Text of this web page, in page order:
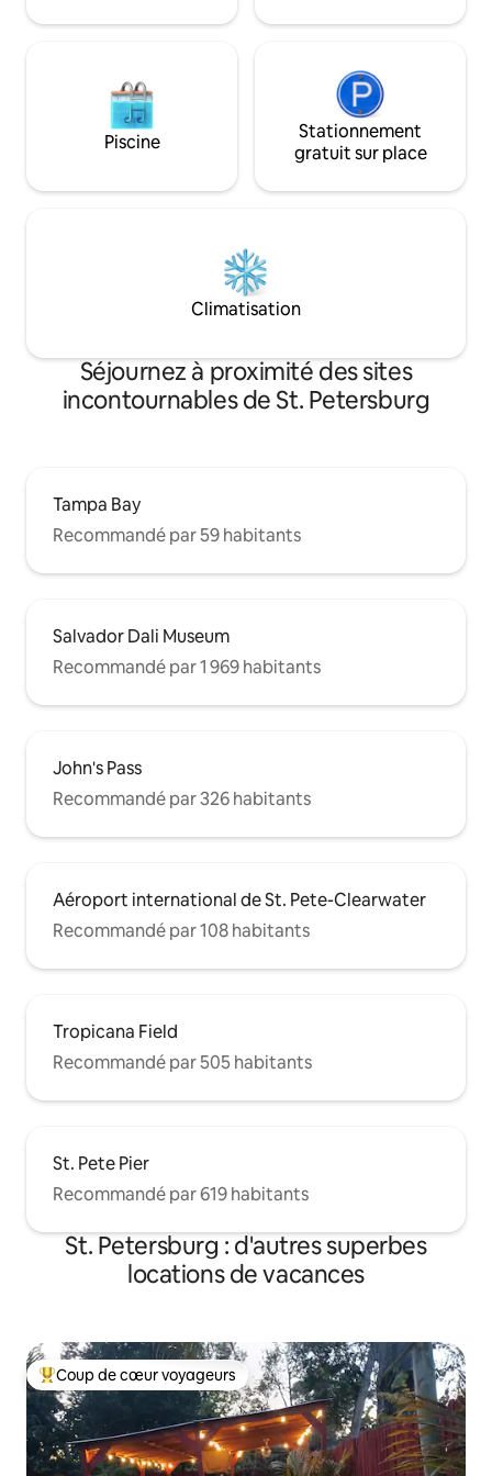
Piscine
Stationnement
gratuit sur place
Climatisation
Séjournez à proximité des sites
incontournables de St. Petersburg
Tampa Bay
Recommandé par 59 habitants
Salvador Dali Museum
Recommandé par 1 969 habitants
John's Pass
Recommandé par 326 habitants
Aéroport international de St. Pete-Clearwater
Recommandé par 108 habitants
Tropicana Field
Recommandé par 505 habitants
St. Pete Pier
Recommandé par 619 habitants
St. Petersburg : d'autres superbes
locations de vacances
Coups de cœur voyageurs les plus appréciés
Coup de cœur voyageurs